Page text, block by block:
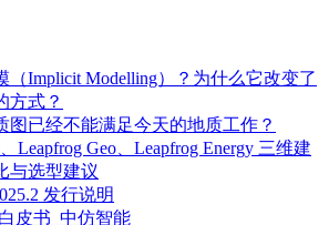
（Implicit Modelling）？为什么它改变了
方式？
图已经不能满足今天的地质工作？
Leapfrog Geo、Leapfrog Energy 三维建
与选型建议
发行说明
皮书_中仿智能